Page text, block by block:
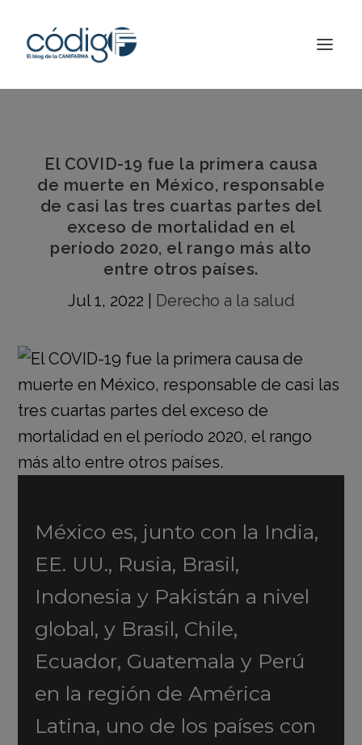
El COVID-19 fue la primera causa
de muerte en México, responsable
de casi las tres cuartas partes del
exceso de mortalidad en el
período 2020, el rango más alto
entre otros países.
Jul 1, 2022
Derecho a la salud
México es, junto con la India,
EE. UU., Rusia, Brasil,
Indonesia y Pakistán a nivel
global, y Brasil, Chile,
Ecuador, Guatemala y Perú
en la región de América
Latina, uno de los países con